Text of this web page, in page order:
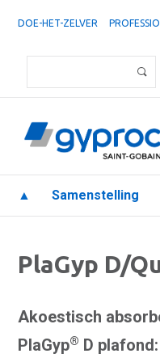
DOE-HET-ZELVER
▲ Samenstelling
PlaGyp D/
Akoestisch
PlaGyp® D